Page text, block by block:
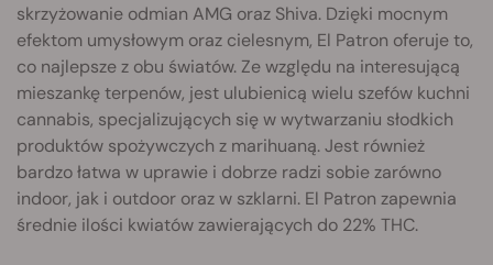
skrzyżowanie odmian AMG oraz Shiva. Dzięki mocnym
efektom umysłowym oraz cielesnym, El Patron oferuje to,
co najlepsze z obu światów. Ze względu na interesującą
mieszankę terpenów, jest ulubienicą wielu szefów kuchni
cannabis, specjalizujących się w wytwarzaniu słodkich
produktów spożywczych z marihuaną. Jest również
bardzo łatwa w uprawie i dobrze radzi sobie zarówno
indoor, jak i outdoor oraz w szklarni. El Patron zapewnia
średnie ilości kwiatów zawierających do 22% THC.